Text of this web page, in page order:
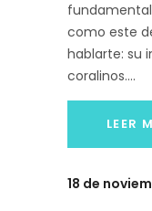
como este
hablarte: su
coralinos.
LEER
18 de